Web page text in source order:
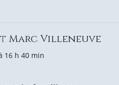
Marc Villeneuve
16 h 40 min